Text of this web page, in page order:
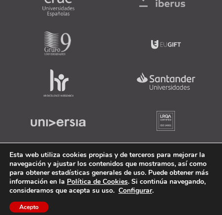
Esta web utiliza cookies propias y de terceros para mejorar la
navegación y ajustar los contenidos que mostramos, así como
para obtener estadísticas generales de uso. Puede obtener más
información en la Política de Cookies. Si continúa navegando,
consideramos que acepta su uso. Configurar.
Acepto